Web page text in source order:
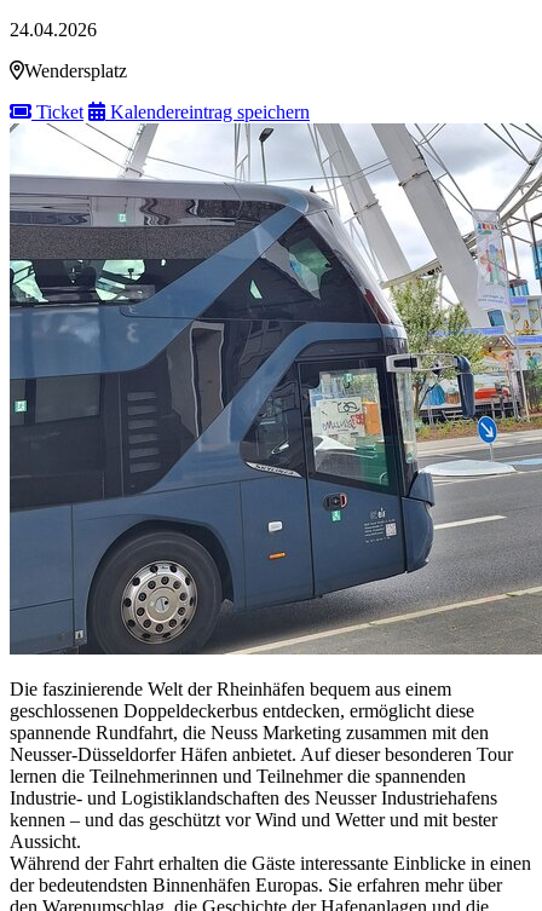
24.04.2026
Wendersplatz
Ticket
Kalendereintrag speichern
Die faszinierende Welt der Rheinhäfen bequem aus einem
geschlossenen Doppeldeckerbus entdecken, ermöglicht diese
spannende Rundfahrt, die Neuss Marketing zusammen mit den
Neusser-Düsseldorfer Häfen anbietet. Auf dieser besonderen Tour
lernen die Teilnehmerinnen und Teilnehmer die spannenden
Industrie- und Logistiklandschaften des Neusser Industriehafens
kennen – und das geschützt vor Wind und Wetter und mit bester
Aussicht.
Während der Fahrt erhalten die Gäste interessante Einblicke in einen
der bedeutendsten Binnenhäfen Europas. Sie erfahren mehr über
den Warenumschlag, die Geschichte der Hafenanlagen und die